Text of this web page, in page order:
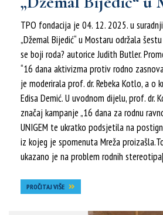
TPO fondacija je 04. 12. 2025. u
„Džemal Bijedić“ u Mostaru održala
se boji roda? autorice Judith Butler.
“16 dana aktivizma protiv rodno
je moderirala prof. dr. Rebeka Kotlo, a o
Edisa Demić. U uvodnom dijelu, prof. dr.
značaj kampanje „16 dana za rodnu
UNIGEM te ukratko podsjetila na
iz kojeg je spomenuta Mreža
ukazano je na problem rodnih
PROČITAJ VIŠE